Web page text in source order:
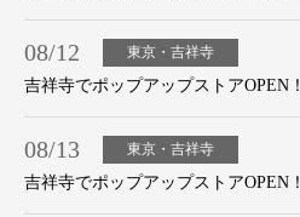
08/12 東京・吉祥寺
吉祥寺でポップアップストアOPEN！
08/13 東京・吉祥寺
吉祥寺でポップアップストアOPEN！